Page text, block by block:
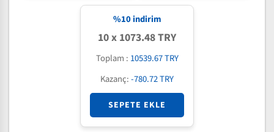
%10indirim
10 x 1073.48 TRY
Toplam : 10539.67 TRY
Kazanç:-780.72 TRY
SEPETE EKLE